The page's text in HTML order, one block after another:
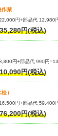
ｍまで）
事/3ｍ超
戻し作業）
デッキ
・デッキ
作業
円+部品代 12,980
円(税込)
円+部品代 990円
円(税込)
）
円+部品代 59,400
円(税込)